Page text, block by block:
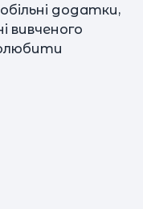
додатки,
вивченого